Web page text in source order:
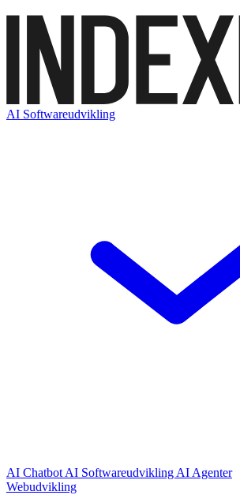
AI Softwareudvikling
AI Chatbot AI Softwareudvikling AI Agenter
Webudvikling